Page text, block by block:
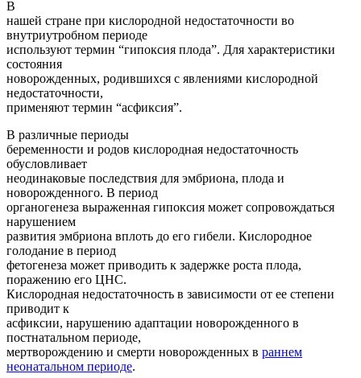
В
нашей стране при кислородной недостаточности во
внутриутробном периоде
используют термин “гипоксия плода”. Для характеристики
состояния
новорожденных, родившихся с явлениями кислородной
недостаточности,
применяют термин “асфиксия”.
В различные периоды
беременности и родов кислородная недостаточность
обусловливает
неодинаковые последствия для эмбриона, плода и
новорожденного. В период
органогенеза выраженная гипоксия может сопровождаться
нарушением
развития эмбриона вплоть до его гибели. Кислородное
голодание в период
фетогенеза может приводить к задержке роста плода,
поражению его ЦНС.
Кислородная недостаточность в зависимости от ее степени
приводит к
асфиксии, нарушению адаптации новорожденного в
постнатальном периоде,
мертворождению и смерти новорожденных в раннем
неонатальном периоде.